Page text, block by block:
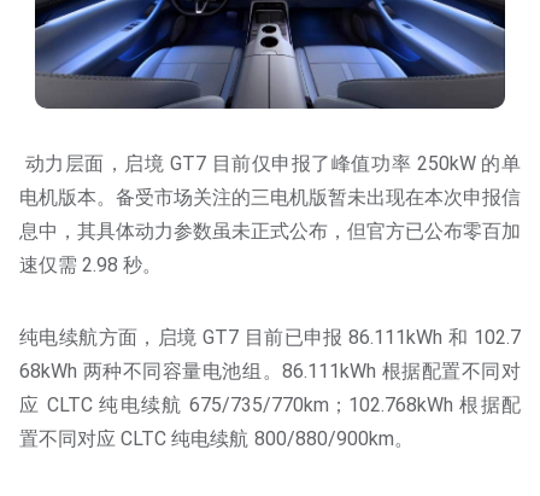
动力层面，启境 GT7 目前仅申报了峰值功率 250kW 的单
电机版本。备受市场关注的三电机版暂未出现在本次申报信
息中，其具体动力参数虽未正式公布，但官方已公布零百加
速仅需 2.98 秒。
纯电续航方面，启境 GT7 目前已申报 86.111kWh 和 102.7
68kWh 两种不同容量电池组。86.111kWh 根据配置不同对
应 CLTC 纯电续航 675/735/770km；102.768kWh 根据配
置不同对应 CLTC 纯电续航 800/880/900km。